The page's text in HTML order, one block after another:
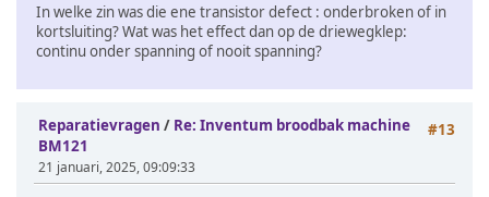
In welke zin was die ene transistor defect : onderbroken of in
kortsluiting? Wat was het effect dan op de driewegklep:
continu onder spanning of nooit spanning?
#13
Reparatievragen / Re: Inventum broodbak machine
BM121
21 januari, 2025, 09:09:33